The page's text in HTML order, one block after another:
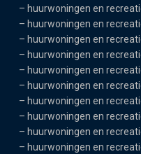
– huurwoningen en
– huurwoningen en
– huurwoningen en
– huurwoningen en
– huurwoningen en
– huurwoningen en
– huurwoningen en
– huurwoningen en
– huurwoningen en
– huurwoningen en